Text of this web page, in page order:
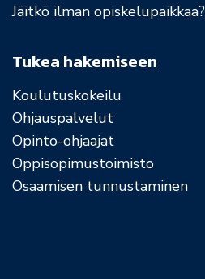
Jäitkö ilman opiskelupaikkaa?
Tukea hakemiseen
Koulutuskokeilu
Ohjauspalvelut
Opinto-ohjaajat
Oppisopimustoimisto
Osaamisen tunnustaminen